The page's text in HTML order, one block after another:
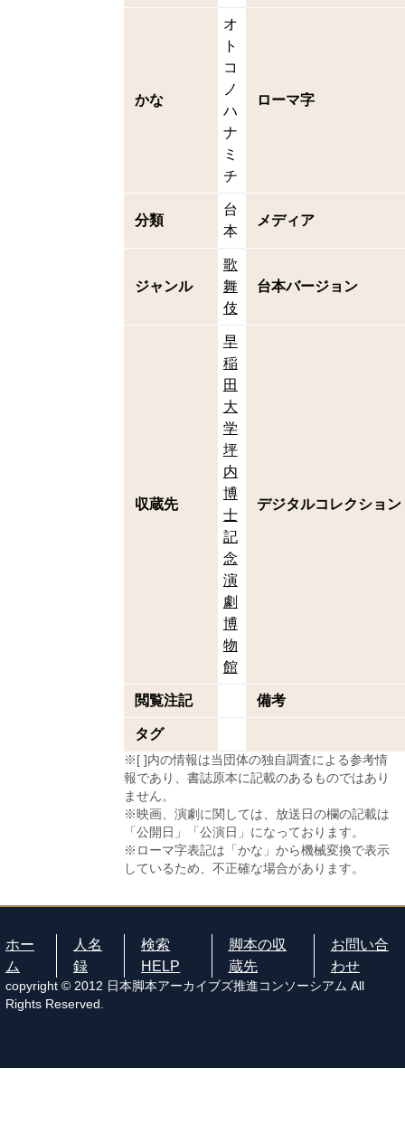
かな
オ
ト
コ
ノ
ハ
ナ
ミ
チ
ローマ字
分類
台
本
メディア
ジャンル
歌
舞
伎
台本バージョン
収蔵先
早
稲
田
大
学
坪
内
博
士
記
念
演
劇
博
物
館
デジタルコレクション
閲覧注記 備考
タグ
※[ ]内の情報は当団体の独自調査による参考情
報であり、書誌原本に記載のあるものではあり
ません。
※映画、演劇に関しては、放送日の欄の記載は
「公開日」「公演日」になっております。
※ローマ字表記は「かな」から機械変換で表示
しているため、不正確な場合があります。
ホー
ム
人名
録
検索
HELP
脚本の収
蔵先
お問い合
わせ
copyright © 2012 日本脚本アーカイブズ推進コンソーシアム All
Rights Reserved.